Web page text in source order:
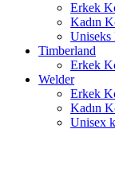
Erkek
Kadın
Uniseks
Timberland
Erkek
Welder
Erkek
Kadın
Unisex